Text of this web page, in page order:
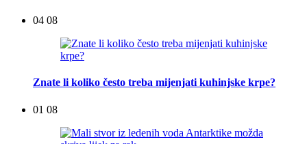
04 08
Znate li koliko često treba mijenjati kuhinjske krpe?
01 08